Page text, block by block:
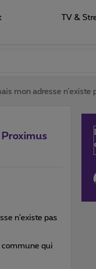
TV &
mon adresse n'existe
n’existe pas
commune qui